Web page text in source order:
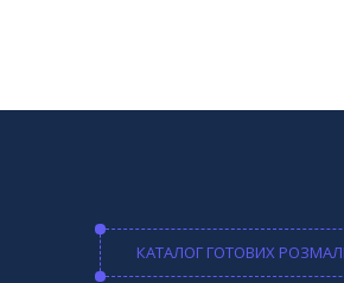
КАТАЛОГ ГОТОВИХ